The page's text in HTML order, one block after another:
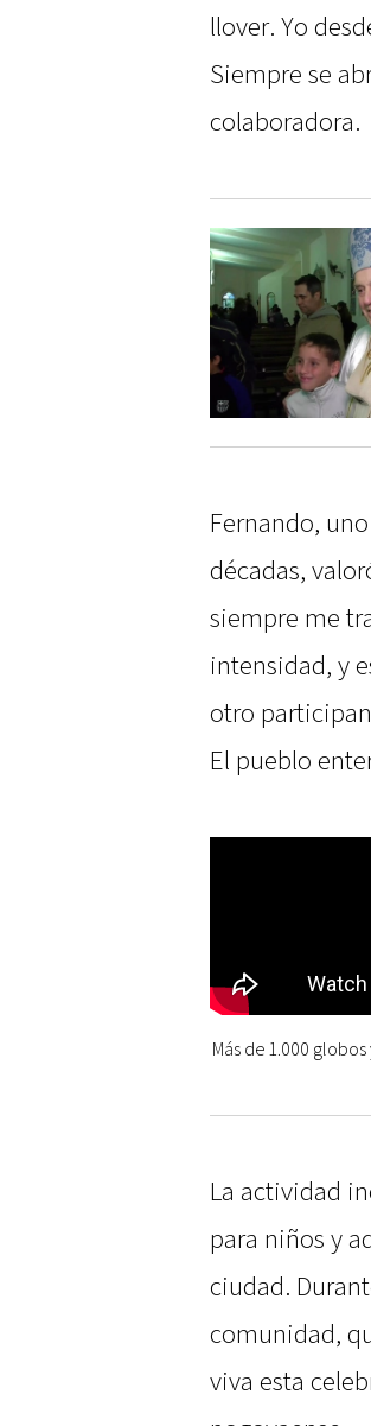
llover. Yo
Siempre se
colaboradora.
Fernando,
décadas,
siempre me
intensidad, y
otro
El pueblo
Más de 1.000
La actividad
para niños y
ciudad.
comunidad,
viva esta